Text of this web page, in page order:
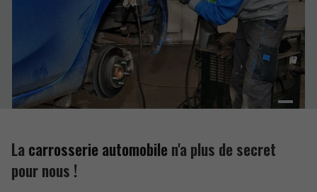
La carrosserie automobile n'a plus de secret
pour nous !